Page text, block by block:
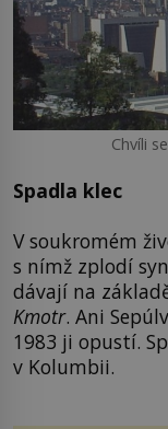
Chvíli
Spadla klec
V soukromém
s nímž zplodí
dávají na
Kmotr. Ani
1983 ji opustí.
v Kolumbii.